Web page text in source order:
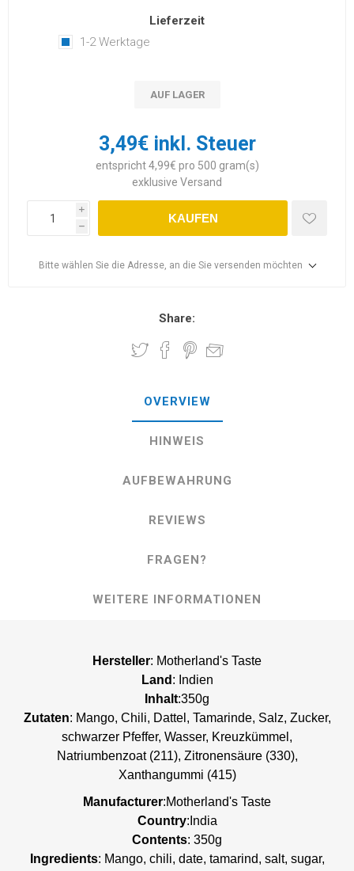
Lieferzeit
1-2 Werktage
AUF LAGER
3,49€ inkl. Steuer
entspricht 4,99€ pro 500 gram(s)
exklusive Versand
i
h
KAUFEN
Bitte wählen Sie die Adresse, an die Sie versenden möchten
Share:
OVERVIEW
HINWEIS
AUFBEWAHRUNG
REVIEWS
FRAGEN?
WEITERE INFORMATIONEN
Hersteller: Motherland's Taste
Land : Indien
Inhalt:350g
Zutaten: Mango, Chili, Dattel, Tamarinde, Salz, Zucker,
schwarzer Pfeffer, Wasser, Kreuzkümmel,
Natriumbenzoat (211), Zitronensäure (330),
Xanthangummi (415)
Manufacturer:Motherland's Taste
Country:India
Contents: 350g
Ingredients: Mango, chili, date, tamarind, salt, sugar,